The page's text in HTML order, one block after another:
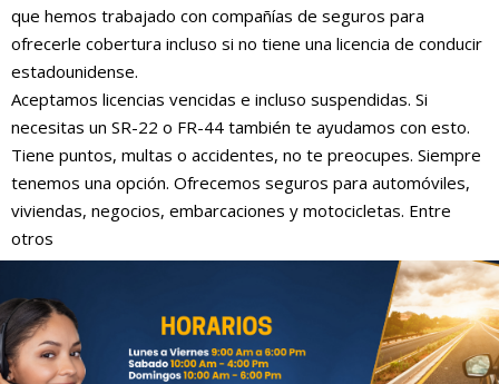
que hemos trabajado con compañías de seguros para
ofrecerle cobertura incluso si no tiene una licencia de conducir
estadounidense.
Aceptamos licencias vencidas e incluso suspendidas. Si
necesitas un SR-22 o FR-44 también te ayudamos con esto.
Tiene puntos, multas o accidentes, no te preocupes. Siempre
tenemos una opción. Ofrecemos seguros para automóviles,
viviendas, negocios, embarcaciones y motocicletas. Entre
otros